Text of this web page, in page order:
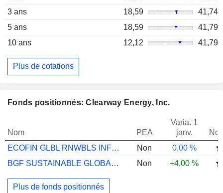
3 ans
18,59
41,74
5 ans
18,59
41,79
10 ans
12,12 41,79
Plus de cotations
Fonds positionnés: Clearway Energy, Inc.
Nom PEA
Varia. 1
janv.
ECOFIN GLBL RNWBLS INFRAS UCITS D GBPACC
Non
0,00 %
BGF SUSTAINABLE GLOBAL INFRAS E2
Non +4,00 %
Plus de fonds positionnés